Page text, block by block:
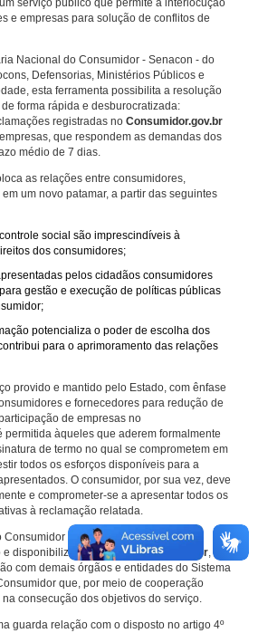
serviço público que permite a interlocução
e empresas para solução de conflitos de
Nacional do Consumidor - Senacon - do
Defensorias, Ministérios Públicos e
esta ferramenta possibilita a resolução
forma rápida e desburocratizada:
registradas no Consumidor.gov.br
que respondem as demandas dos
médio de 7 dias.
as relações entre consumidores,
um novo patamar, a partir das seguintes
social são imprescindíveis à
dos consumidores;
pelos cidadãos consumidores
gestão e execução de políticas públicas
potencializa o poder de escolha dos
para o aprimoramento das relações
provido e mantido pelo Estado, com ênfase
e fornecedores para redução de
de empresas no
permitida àqueles que aderem formalmente
de termo no qual se comprometem em
todos os esforços disponíveis para a
O consumidor, por sua vez, deve
e comprometer-se a apresentar todos os
à reclamação relatada.
do Ministério da Justiça é a
e disponibilização doConsumidor.gov.br,
com demais órgãos e entidades do Sistema
que, por meio de cooperação
consecução dos objetivos do serviço.
guarda relação com o disposto no artigo 4º